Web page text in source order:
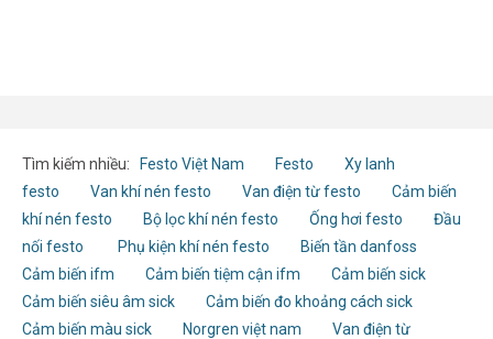
Tìm kiếm nhiều: Festo Việt Nam Festo
Xy lanh
festo
Van khí nén festo Van điện từ festo
Cảm biến
khí nén festo
Bộ lọc khí nén festo Ống hơi festo
Đầu
nối festo
Phụ kiện khí nén festo
Biến tần danfoss
Cảm biến ifm
Cảm biến tiệm cận ifm
Cảm biến sick
Cảm biến siêu âm sick
Cảm biến đo khoảng cách sick
Cảm biến màu sick
Norgren việt nam
Van điện từ